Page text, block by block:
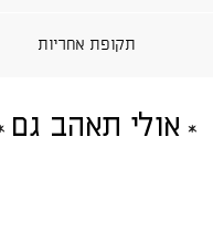
תקופת אחריות
אולי תאהב גם